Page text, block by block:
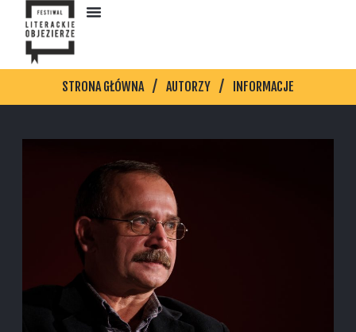
STRONA GŁÓWNA AUTORZY INFORMACJE